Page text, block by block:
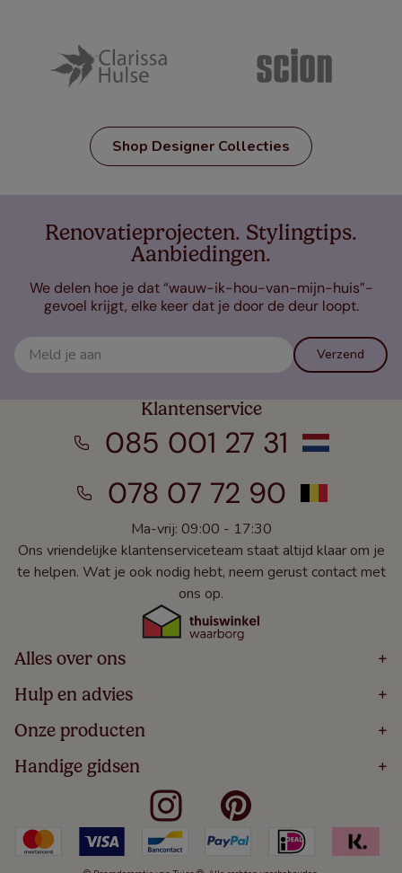
Shop Designer Collecties
Renovatieprojecten. Stylingtips.
Aanbiedingen.
We delen hoe je dat “wauw-ik-hou-van-mijn-huis”-
gevoel krijgt, elke keer dat je door de deur loopt.
Verzend
Klantenservice
085 001 27 31
078 07 72 90
Ma-vrij: 09:00 - 17:30
Ons vriendelijke klantenserviceteam staat altijd klaar om je
te helpen. Wat je ook nodig hebt, neem gerust contact met
ons op.
Alles over ons +
Home
Over
Bestellen
Winacties
Veelgestelde Vragen
Hulp en advies +
Volg Je Bestelling
Levering
5 Jaar Garantie
Algemene Voorwaarden
Kindveiligheid
Cookies
Onze producten +
Houten Jaloezieën
Rolgordijnen
Verticale Jaloezieën
Duo Rolgordijnen
Duo Plisségordijnen
Handige gidsen +
Meten Voor Raamdecoratie
Badkamer Raamdecoratie
Slaapkamer Raamdecoratie
Keuken Raamdecoratie